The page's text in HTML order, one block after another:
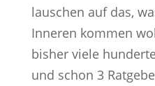
lauschen auf das,
Inneren kommen
bisher viele
und schon 3